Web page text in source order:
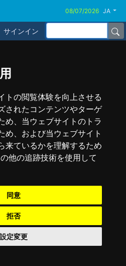
トの閲覧体験を向上させる
されたコンテンツやターゲ
め、当ウェブサイトのトラ
め、および当ウェブサイト
来ているかを理解するため
他の追跡技術を使用して
同意
拒否
設定変更
JA
サインイン